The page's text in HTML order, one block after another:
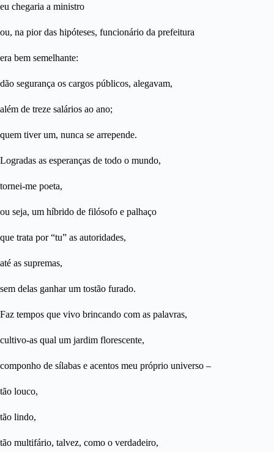
eu chegaria a ministro
ou, na pior das hipóteses, funcionário da prefeitura
era bem semelhante:
dão segurança os cargos públicos, alegavam,
além de treze salários ao ano;
quem tiver um, nunca se arrepende.
Logradas as esperanças de todo o mundo,
tornei-me poeta,
ou seja, um híbrido de filósofo e palhaço
que trata por “tu” as autoridades,
até as supremas,
sem delas ganhar um tostão furado.
Faz tempos que vivo brincando com as palavras,
cultivo-as qual um jardim florescente,
componho de sílabas e acentos meu próprio universo –
tão louco,
tão lindo,
tão multifário, talvez, como o verdadeiro,